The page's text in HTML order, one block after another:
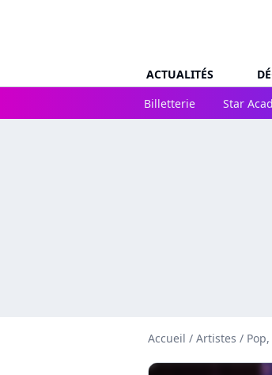
ACTUALITÉS
Billetterie
Star
Accueil / Artistes /